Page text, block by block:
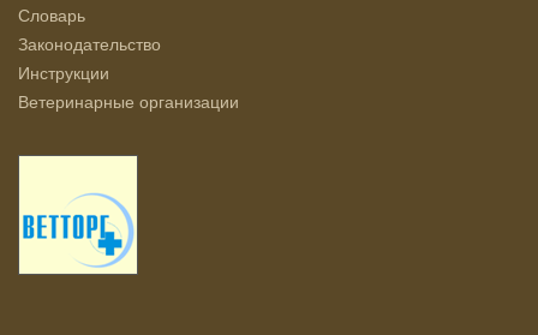
Словарь
Законодательство
Инструкции
Ветеринарные организации